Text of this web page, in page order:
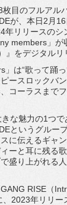
目のフルアル
が、 本日2月
年リリースのシ
members」が
』 をデジタルリ
」は“歌って踊
ースロックバン
コーラスまで
な魅力の1つで
というグルー
に伝えるギャ
ーと耳に残る
盛り上がれる
RISE（
2023年リリー